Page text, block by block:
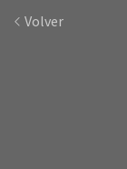
Volver